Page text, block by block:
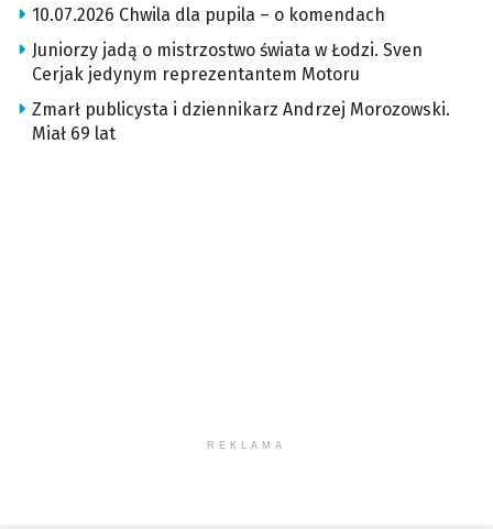
10.07.2026 Chwila dla pupila – o komendach
Juniorzy jadą o mistrzostwo świata w Łodzi. Sven
Cerjak jedynym reprezentantem Motoru
Zmarł publicysta i dziennikarz Andrzej Morozowski.
Miał 69 lat
REKLAMA